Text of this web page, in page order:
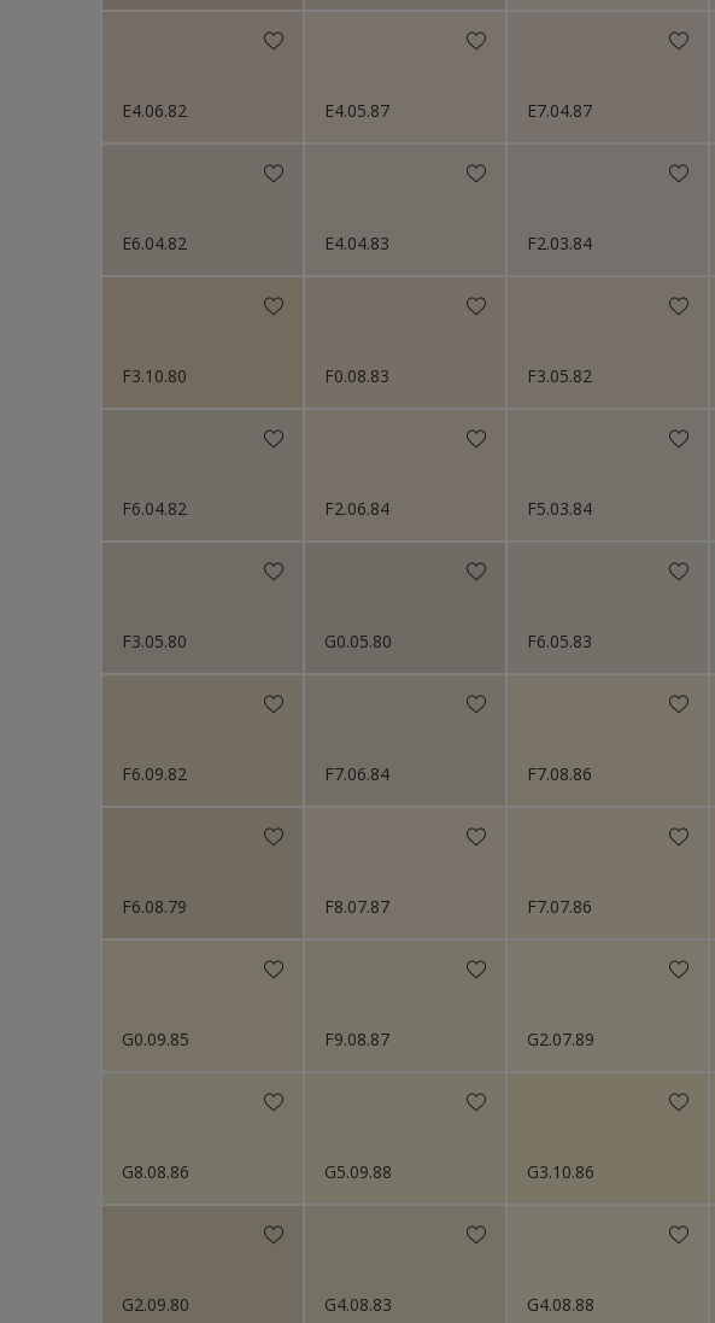
E4.06.82 E4.05.87 E7.04.87
E6.04.82 E4.04.83 F2.03.84
F3.10.80 F0.08.83 F3.05.82
F6.04.82 F2.06.84 F5.03.84
F3.05.80 G0.05.80 F6.05.83
F6.09.82 F7.06.84 F7.08.86
F6.08.79 F8.07.87 F7.07.86
G0.09.85 F9.08.87 G2.07.89
G8.08.86 G5.09.88 G3.10.86
G2.09.80 G4.08.83 G4.08.88